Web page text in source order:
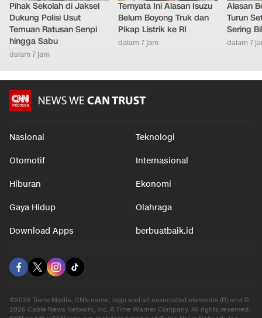
Pihak Sekolah di Jaksel
Dukung Polisi Usut
Temuan Ratusan Senpi
hingga Sabu
dalam 7 jam
Ternyata Ini Alasan Isuzu
Belum Boyong Truk dan
Pikap Listrik ke RI
dalam 7 jam
Alasan
Turun
Sering
dalam 7
Nasional Teknologi
Otomotif Internasional
Hiburan Ekonomi
Gaya Hidup Olahraga
Download Apps berbuatbaik.id
©2026 Trans Media, CNN name, logo and all associated elements (R) and ©
2026 Cable News Network, Inc. A Time Warner Company. All rights reserved.